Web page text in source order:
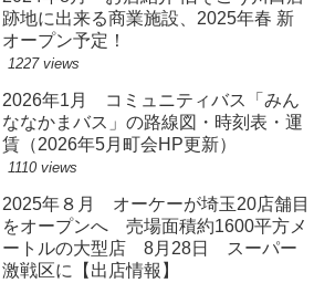
跡地に出来る商業施設、2025年春 新
オープン予定！
1227 views
2026年1月 コミュニティバス「みん
ななかまバス」の路線図・時刻表・運
賃（2026年5月町会HP更新）
1110 views
2025年８月 オーケーが埼玉20店舗目
をオープンへ 売場面積約1600平方メ
ートルの大型店 8月28日 スーパー
激戦区に【出店情報】